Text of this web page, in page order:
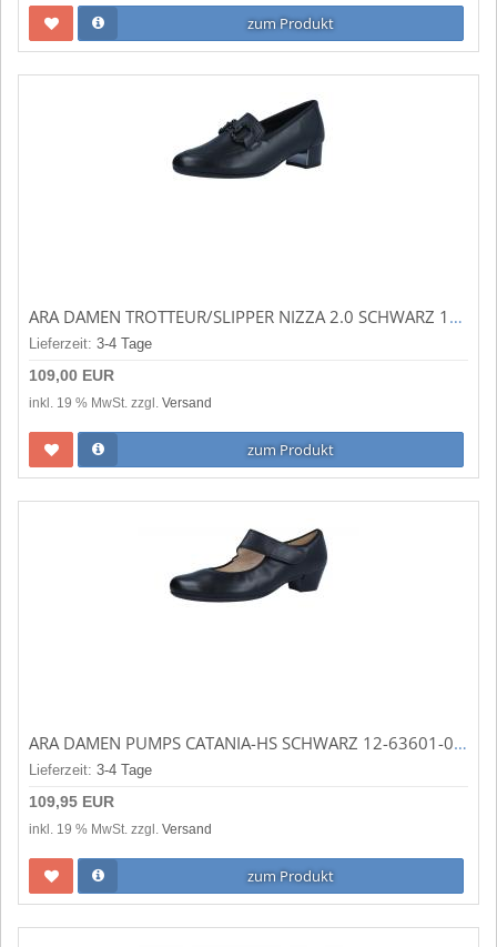
zum Produkt
ARA DAMEN TROTTEUR/SLIPPER NIZZA 2.0 SCHWARZ 12-35833-01
Lieferzeit: 3-4 Tage
109,00 EUR
inkl. 19 % MwSt. zzgl. Versand
zum Produkt
ARA DAMEN PUMPS CATANIA-HS SCHWARZ 12-63601-01
Lieferzeit: 3-4 Tage
109,95 EUR
inkl. 19 % MwSt. zzgl. Versand
zum Produkt